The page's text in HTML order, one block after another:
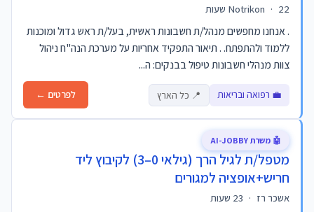
Notrikon · 22 שעות
. אנחנו מחפשים מנהל/ת חשבונות ראשית, בעל/ת ראש גדול ומוכנות
ללמוד ולהתפתח. . תיאור התפקיד אחריות על מערכת הנה"ח ניהול
צוות מנהלי חשבונות טיפול בבנקים: ה...
💼 רפואה ובריאות 📍 כל הארץ לפרטים ←
מטפל/ת לגיל הרך (גילאי 0–3) לקיבוץ ליד
חריש+אופציה למגורים
אשכר רז ·
🤖 משרת AI-JOBBY